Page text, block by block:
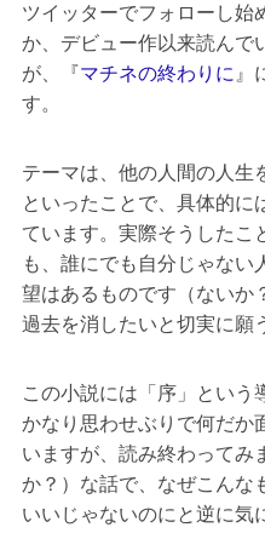
ツイッターでフォローし始
か、デビュー作以来読んで
が、『マチネの終わりに 』
す。
テーマは、他の人間の人生
といったことで、具体的に
ています。実際そうしたこ
も、誰にでも自分じゃない
望はあるものです（ないか
過去を消したいと切実に願
この小説には「序」という
かなり思わせぶりで何だか
いますが、読み終わってみ
か？）な話で、なぜこんな
いいじゃないのにと逆に気